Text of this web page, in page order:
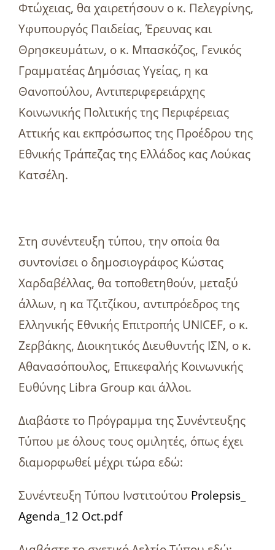
Φτώχειας, θα χαιρετήσουν ο κ. Πελεγρίνης,
Υφυπουργός Παιδείας, Έρευνας και
Θρησκευμάτων, ο κ. Μπασκόζος, Γενικός
Γραμματέας Δημόσιας Υγείας, η κα
Θανοπούλου, Αντιπεριφερειάρχης
Κοινωνικής Πολιτικής της Περιφέρειας
Αττικής και εκπρόσωπος της Προέδρου της
Εθνικής Τράπεζας της Ελλάδος κας Λούκας
Κατσέλη.
Στη συνέντευξη τύπου, την οποία θα
συντονίσει ο δημοσιογράφος Κώστας
Χαρδαβέλλας, θα τοποθετηθούν, μεταξύ
άλλων, η κα Τζιτζίκου, αντιπρόεδρος της
Ελληνικής Εθνικής Επιτροπής UNICEF, ο κ.
Ζερβάκης, Διοικητικός Διευθυντής ΙΣΝ, ο κ.
Αθανασόπουλος, Επικεφαλής Κοινωνικής
Ευθύνης Libra Group και άλλοι.
Διαβάστε το Πρόγραμμα της Συνέντευξης
Τύπου με όλους τους ομιλητές, όπως έχει
διαμορφωθεί μέχρι τώρα εδώ:
Συνέντευξη Τύπου Ινστιτούτου Prolepsis_
Agenda_12 Oct.pdf